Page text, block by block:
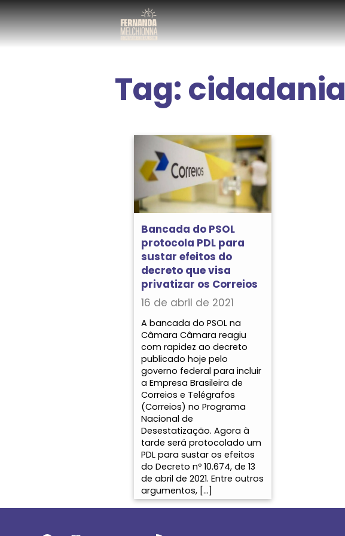
Tag:cidadania
Bancada do PSOL
protocola PDL para
sustar efeitos do
decreto que visa
privatizar os Correios
16 de abril de 2021
A bancada do PSOL na
Câmara Câmara reagiu
com rapidez ao decreto
publicado hoje pelo
governo federal para incluir
a Empresa Brasileira de
Correios e Telégrafos
(Correios) no Programa
Nacional de
Desestatização. Agora à
tarde será protocolado um
PDL para sustar os efeitos
do Decreto nº 10.674, de 13
de abril de 2021. Entre outros
argumentos, […]